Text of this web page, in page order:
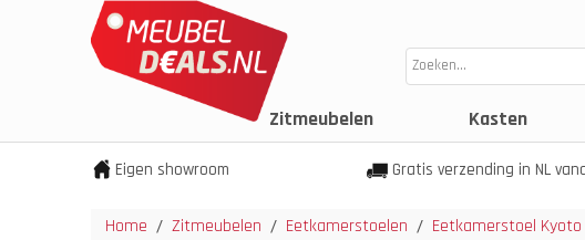
Zitmeubelen Kasten
Eigen showroom Gratis verzending in NL
Home / Zitmeubelen / Eetkamerstoelen / Eetkamerstoel